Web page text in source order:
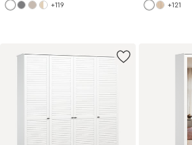
+119 +121